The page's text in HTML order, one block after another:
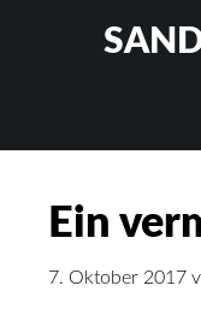
Ein
7. Oktober 2017